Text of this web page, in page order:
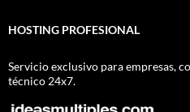
HOSTING PROFESIONAL
Servicio exclusivo para empresas,
técnico 24x7.